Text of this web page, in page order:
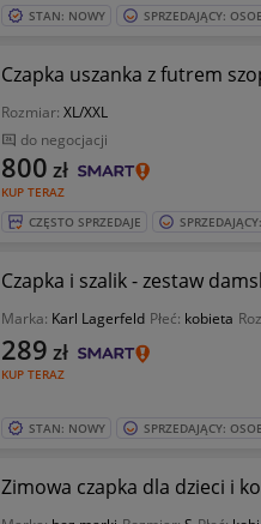
STAN: NOWY SPRZEDAJĄCY:
Czapka uszanka z futrem
Rozmiar: XL/XXL
do negocjacji
KUP TERAZ
800 zł
CZĘSTO SPRZEDAJE
Czapka i szalik - zestaw
Marka: Karl Lagerfeld Płeć: kobieta
KUP TERAZ
289 zł
STAN: NOWY SPRZEDAJĄCY:
Zimowa czapka dla dzieci i